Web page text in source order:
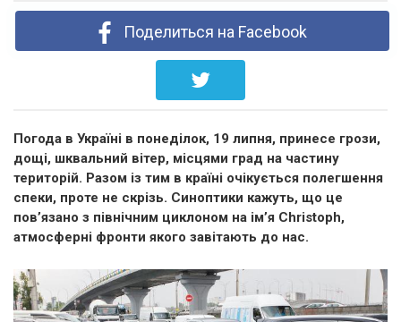
Поделиться на Facebook
Погода в Україні в понеділок, 19 липня, принесе грози,
дощі, шквальний вітер, місцями град на частину
територій. Разом із тим в країні очікується полегшення
спеки, проте не скрізь. Синоптики кажуть, що це
пов’язано з північним циклоном на ім’я Christoph,
атмосферні фронти якого завітають до нас.